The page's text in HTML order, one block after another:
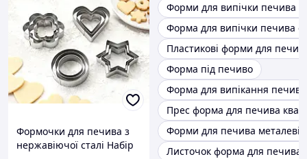
Формочки для печива з
нержавіючої сталі Набір
Форми для випічки печива
Форма для випічки печива
Пластикові форми для
Форма під печиво
Форма для випікання печива
Прес форма для печива
Форми для печива металеві
Листочок форма для печива